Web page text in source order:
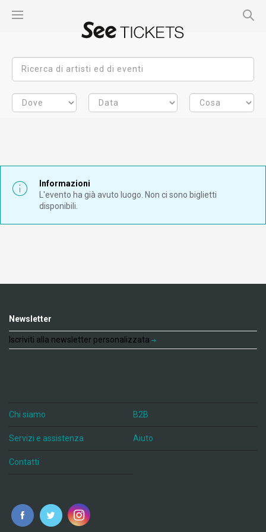
Informazioni
L'evento ha già avuto luogo. Non ci sono biglietti
disponibili.
Newsletter
Iscriviti alla newsletter personalizzata
Chi siamo B2B
Servizi e assistenza Aiuto
Contatti